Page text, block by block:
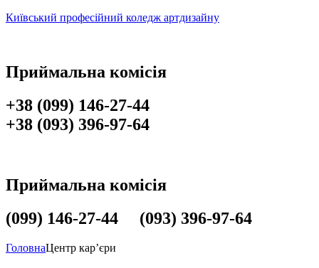
Київський професійний коледж артдизайну
Приймальна комісія
+38 (099) 146-27-44
+38 (093) 396-97-64
Приймальна комісія
(099) 146-27-44 (093) 396-97-64
ГоловнаЦентр кар’єри